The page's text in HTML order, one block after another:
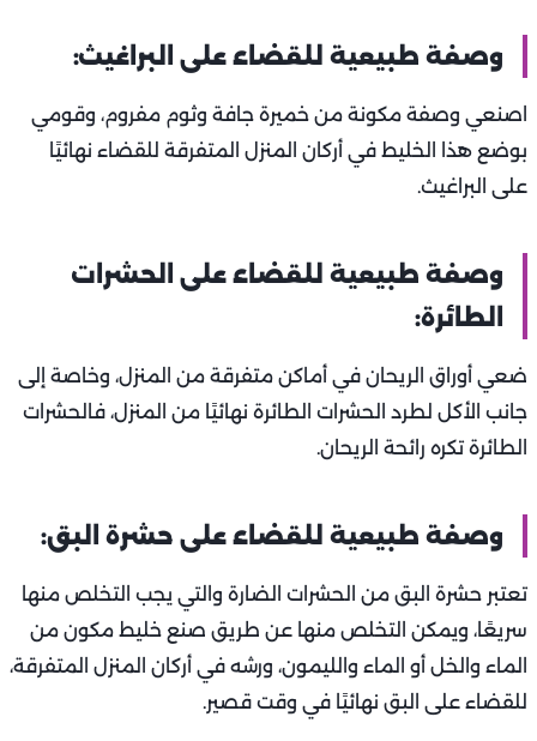
وصفة طبيعية للقضاء على البراغيث:
اصنعي وصفة مكونة من خميرة جافة وثوم مفروم، وقومي
بوضع هذا الخليط في أركان المنزل المتفرقة للقضاء نهائيًا
على البراغيث.
وصفة طبيعية للقضاء على الحشرات
الطائرة:
ضعي أوراق الريحان في أماكن متفرقة من المنزل، وخاصة إلى
جانب الأكل لطرد الحشرات الطائرة نهائيًا من المنزل، فالحشرات
الطائرة تكره رائحة الريحان.
وصفة طبيعية للقضاء على حشرة البق:
تعتبر حشرة البق من الحشرات الضارة والتي يجب التخلص منها
سريعًا، ويمكن التخلص منها عن طريق صنع خليط مكون من
الماء والخل أو الماء والليمون، ورشه في أركان المنزل المتفرقة،
للقضاء على البق نهائيًا في وقت قصير.